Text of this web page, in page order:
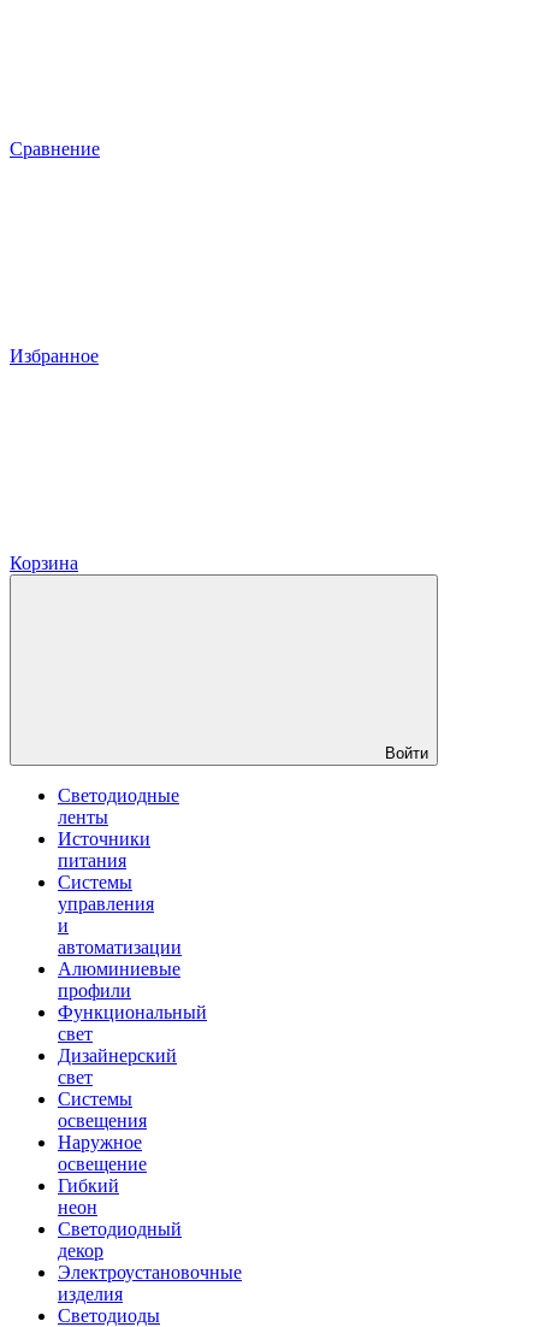
Сравнение
Избранное
Корзина
Войти
Светодиодные
ленты
Источники
питания
Системы
управления
и
автоматизации
Алюминиевые
профили
Функциональный
свет
Дизайнерский
свет
Системы
освещения
Наружное
освещение
Гибкий
неон
Светодиодный
декор
Электроустановочные
изделия
Светодиоды